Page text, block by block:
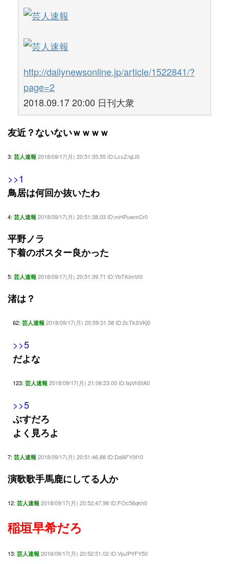
http://dailynewsonline.jp/article/1522841/?
page=2
2018.09.17 20:00 日刊大衆
友近？ないないｗｗｗｗ
3: 芸人速報 2018/09/17(月) 20:51:35.55 ID:LcxZ/qLI0
>>1
鳥居は何回か抜いたわ
4: 芸人速報 2018/09/17(月) 20:51:38.03 ID:mHPuwmCr0
平野ノラ
下着のポスター良かった
5: 芸人速報 2018/09/17(月) 20:51:39.71 ID:YbTKImVI0
渚は？
62: 芸人速報 2018/09/17(月) 20:59:31.58 ID:2cTkSVKj0
>>5
だよな
123: 芸人速報 2018/09/17(月) 21:06:23.00 ID:IiqVhSfA0
>>5
ぶすだろ
よく見ろよ
7: 芸人速報 2018/09/17(月) 20:51:46.88 ID:DdAFY0f10
演歌歌手馬鹿にしてる人か
12: 芸人速報 2018/09/17(月) 20:52:47.98 ID:FOc56qkh0
稲垣早希だろ
13: 芸人速報 2018/09/17(月) 20:52:51.02 ID:VpJPYFY50